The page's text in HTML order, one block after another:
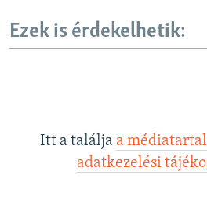
Ezek is érdekelhetik:
Itt a találja a
adatkezelési